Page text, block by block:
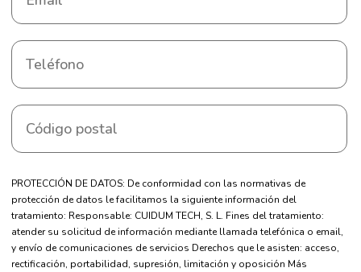
PROTECCIÓN DE DATOS: De conformidad con las normativas de
protección de datos le facilitamos la siguiente información del
tratamiento: Responsable: CUIDUM TECH, S. L. Fines del tratamiento:
atender su solicitud de información mediante llamada telefónica o email,
y envío de comunicaciones de servicios Derechos que le asisten: acceso,
rectificación, portabilidad, supresión, limitación y oposición Más